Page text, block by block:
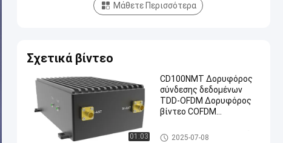
Μάθετε Περισσότερα
Σχετικά βίντεο
01:03
CD100NMT Δορυφόρος
σύνδεσης δεδομένων
TDD-OFDM Δορυφόρος
βίντεο COFDM
Ethernet
Συσκευή αποστολής σημάτ
2025-07-08